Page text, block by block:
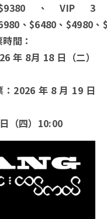
、VIP 3
、$6480、$4980、
間：
年 8月 18 日（二）
2026 年 8 月 19 日
（四）10:00